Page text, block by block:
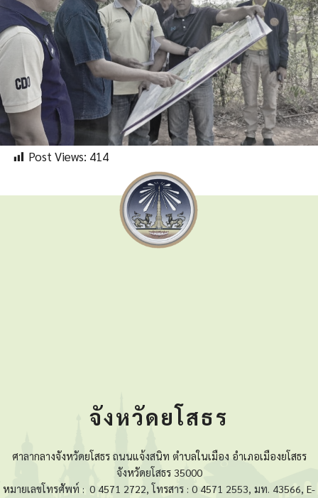
Post Views: 414
จังหวัดยโสธร
ศาลากลางจังหวัดยโสธร ถนนแจ้งสนิท ตำบลในเมือง อำเภอเมืองยโสธร
จังหวัดยโสธร 35000
หมายเลขโทรศัพท์ : 0 4571 2722, โทรสาร : 0 4571 2553, มท. 43566, E-